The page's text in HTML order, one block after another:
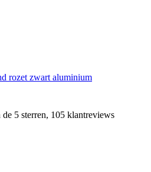
rozet zwart aluminium
5 sterren, 105 klantreviews